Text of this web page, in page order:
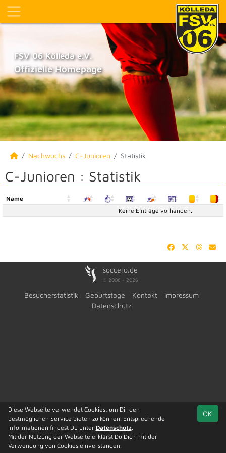
FSV 06 Kölleda e.V.
Offizielle Homepage
Nachwuchs C-Junioren Statistik
Team Kreisliga St. 2
C-Junioren : Statistik
Name
Keine Einträge vorhanden.
soccero.de
© 2006 - 2026
Besucherstatistik Geburtstage Kontakt
Impressum
Datenschutz
OK
Diese Webseite verwendet Cookies, um Dir den
bestmöglichen Service bieten zu können. Entsprechende
Informationen findest Du unter Datenschutz.
Mit der Nutzung der Webseite erklärst Du Dich mit der
Verwendung von Cookies einverstanden.